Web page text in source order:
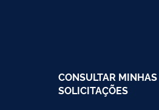
CONSULTAR MINHAS
SOLICITAÇÕES